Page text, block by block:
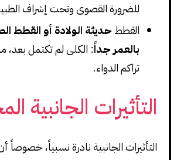
للضرورة القصوى وتحت إشراف
القطط حديثة الولادة أو القطط
بالعمر جداً: الكلى لم تكتمل
تراكم الدواء.
التأثيرات الجانبية
التأثيرات الجانبية نادرة نسبياً، خصوصاً